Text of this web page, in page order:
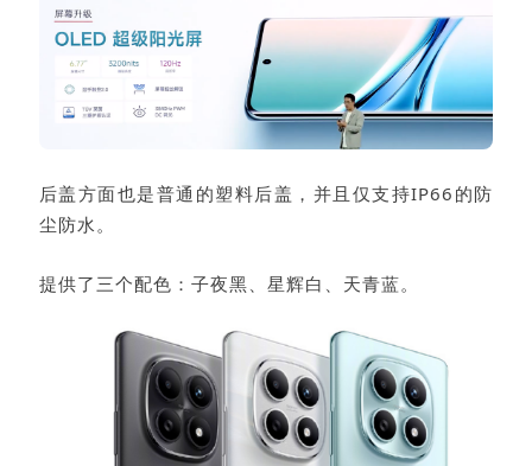
后盖方面也是普通的塑料后盖，并且仅支持IP66的防
尘防水。
提供了三个配色： 子夜黑、星辉白、天青蓝。